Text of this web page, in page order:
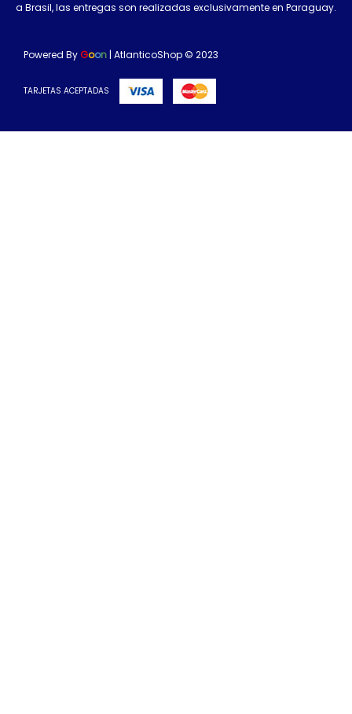
a Brasil, las entregas son realizadas exclusivamente en Paraguay.
Powered By Goon | AtlanticoShop © 2023
TARJETAS ACEPTADAS